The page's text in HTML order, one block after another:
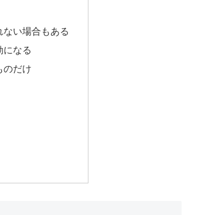
い場合もある
になる
のだけ